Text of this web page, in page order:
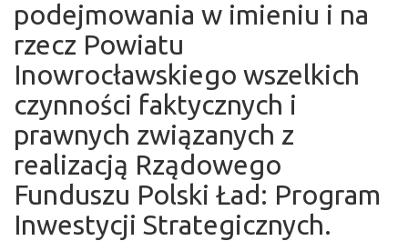
podejmowania w imieniu i na
rzecz Powiatu
Inowrocławskiego wszelkich
czynności faktycznych i
prawnych związanych z
realizacją Rządowego
Funduszu Polski Ład: Program
Inwestycji Strategicznych.